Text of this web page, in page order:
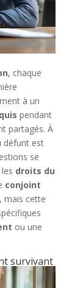
, chaque
à un
pendant
partagés. À
défunt est
se
droits du
conjoint
mais cette
ou une
survivant